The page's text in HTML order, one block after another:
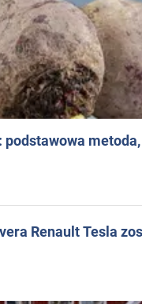
Renault Tesla